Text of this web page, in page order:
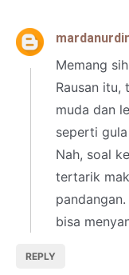
Memang
Rausan itu,
muda dan
seperti
Nah, soal
tertarik
bisa
REPLY